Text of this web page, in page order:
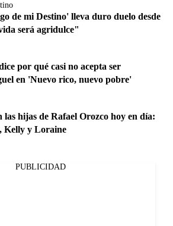
de mi Destino' lleva duro duelo desde
será agridulce"
por qué casi no acepta ser
en 'Nuevo rico, nuevo pobre'
las hijas de Rafael Orozco hoy en día:
Kelly y Loraine
PUBLICIDAD